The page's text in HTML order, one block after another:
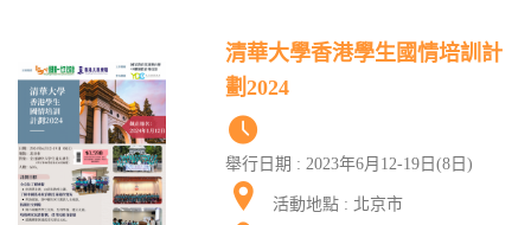
清華大學香港學生國情培訓計
劃2024
舉行日期 : 2023年6月12-19日(8日)
活動地點 : 北京市